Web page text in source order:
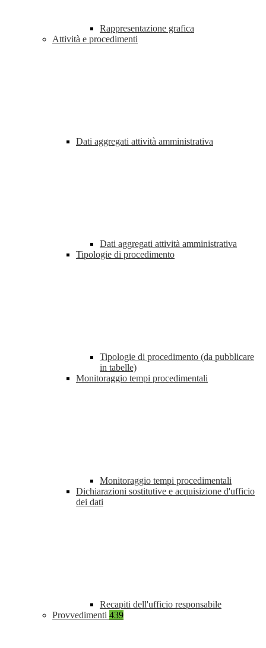
Rappresentazione grafica
Attività e procedimenti
Dati aggregati attività amministrativa
Dati aggregati attività amministrativa
Tipologie di procedimento
Tipologie di procedimento (da pubblicare
in tabelle)
Monitoraggio tempi procedimentali
Monitoraggio tempi procedimentali
Dichiarazioni sostitutive e acquisizione d'ufficio
dei dati
Recapiti dell'ufficio responsabile
Provvedimenti 439